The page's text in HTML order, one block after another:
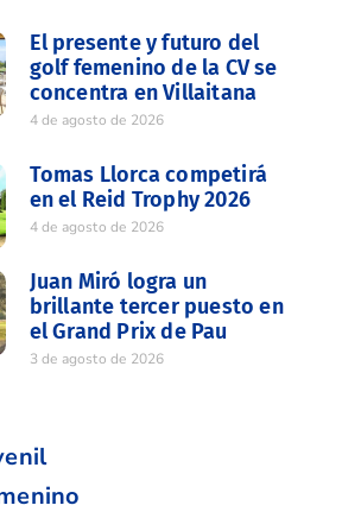
El presente y futuro del
golf femenino de la CV se
concentra en Villaitana
4 de agosto de 2026
Tomas Llorca competirá
en el Reid Trophy 2026
4 de agosto de 2026
Juan Miró logra un
brillante tercer puesto en
el Grand Prix de Pau
3 de agosto de 2026